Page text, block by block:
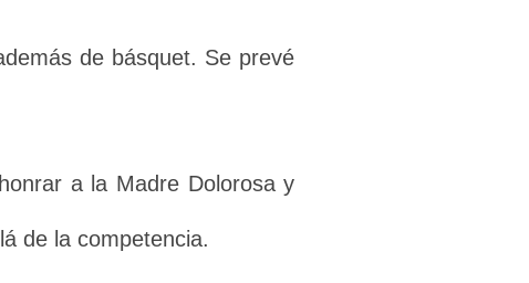
de básquet. Se prevé
a la Madre Dolorosa y
de la competencia.